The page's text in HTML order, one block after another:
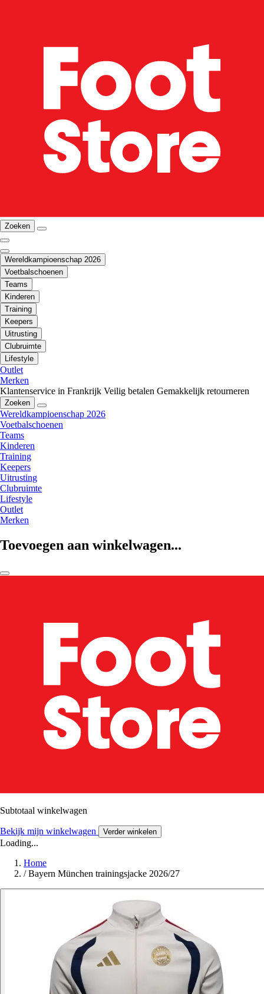
Zoeken
Wereldkampioenschap 2026
Voetbalschoenen
Teams
Kinderen
Training
Keepers
Uitrusting
Clubruimte
Lifestyle
Outlet
Merken
Klantenservice in Frankrijk Veilig betalen Gemakkelijk retourneren
Zoeken
Wereldkampioenschap 2026
Voetbalschoenen
Teams
Kinderen
Training
Keepers
Uitrusting
Clubruimte
Lifestyle
Outlet
Merken
Toevoegen aan winkelwagen...
Subtotaal winkelwagen
Bekijk mijn winkelwagen Verder winkelen
Loading...
Home
/ Bayern München trainingsjacke 2026/27